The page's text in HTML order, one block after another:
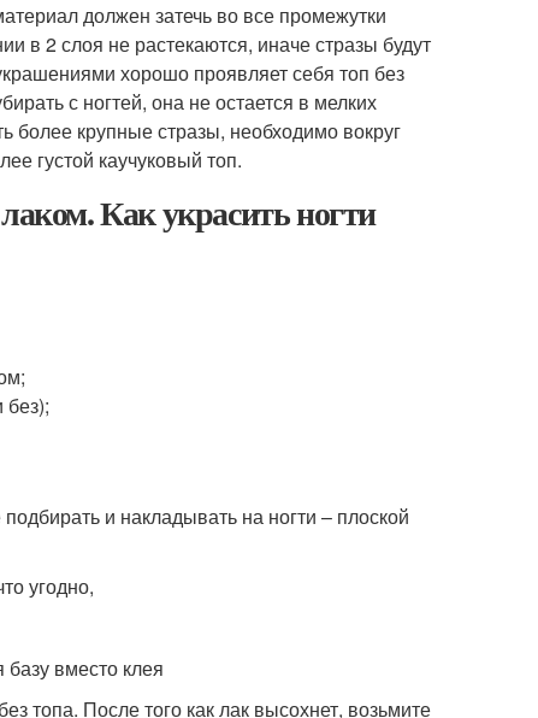
должен затечь во все промежутки
в 2 слоя не растекаются, иначе стразы будут
хорошо проявляет себя топ без
с ногтей, она не остается в мелких
более крупные стразы, необходимо вокруг
густой каучуковый топ.
Как украсить ногти
и накладывать на ногти – плоской
угодно,
вместо клея
топа. После того как лак высохнет, возьмите